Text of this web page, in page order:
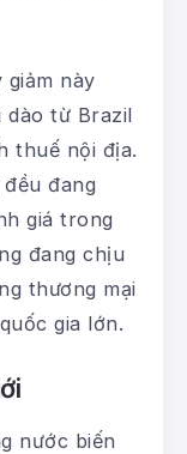
này
dào từ Brazil
thuế nội địa.
đang
giá trong
đang chịu
thương mại
gia lớn.
nước biến